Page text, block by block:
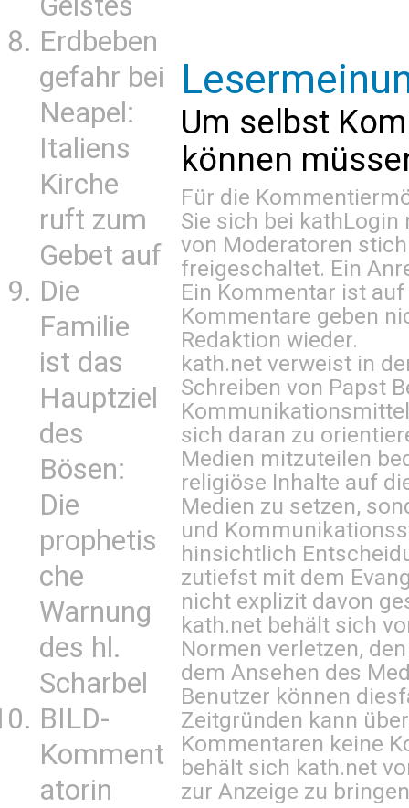
Erdbeben
gefahr bei
Neapel:
Italiens
Kirche
ruft zum
Gebet auf
Die
Familie
ist das
Hauptziel
des
Bösen:
Die
prophetis
che
Warnung
des hl.
Scharbel
BILD-
Komment
atorin
Um selbst
können
Für die
Sie sich bei kathLogin
von Moderatoren
freigeschaltet. Ein
Ein Kommentar ist
Kommentare geben
Redaktion wieder.
kath.net verweist in
Schreiben von Papst
sich daran zu
Medien mitzuteilen
religiöse Inhalte auf
Medien zu setzen,
und
hinsichtlich
zutiefst mit dem
nicht explizit davon
kath.net behält sich
Normen verletzen,
dem Ansehen des
Benutzer können
Zeitgründen kann
Kommentaren keine
behält sich kath.net
zur Anzeige zu